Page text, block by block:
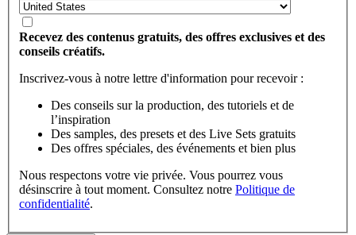
Recevez des contenus gratuits, des offres exclusives et des
conseils créatifs.
Inscrivez-vous à notre lettre d'information pour recevoir :
Des conseils sur la production, des tutoriels et de
l’inspiration
Des samples, des presets et des Live Sets gratuits
Des offres spéciales, des événements et bien plus
Nous respectons votre vie privée. Vous pourrez vous
désinscrire à tout moment. Consultez notre Politique de
confidentialité.